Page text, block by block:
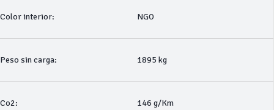
Color interior: NGO
Peso sin carga: 1895 kg
Co2: 146 g/Km